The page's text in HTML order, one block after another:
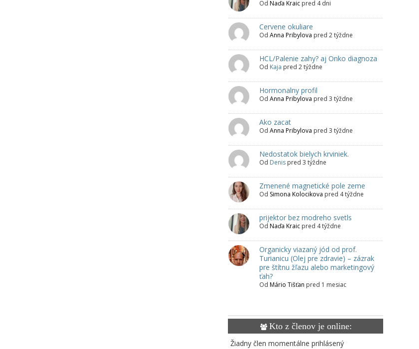
Od Naďa Kraic pred 4 dni
Cervene okuliare
Od Anna Pribylova pred 2 týždne
HCL/Palenie zahy? aj Onko diagnoza
Od Kaja pred 2 týždne
Hormonalny profil
Od Anna Pribylova pred 3 týždne
Ako zacat
Od Anna Pribylova pred 3 týždne
Nedostatok bielych krviniek.
Od Denis pred 3 týždne
Zmenené magnetické pole zeme
Od Simona Kolocikova pred 4 týždne
prijektor bez modreho svetls
Od Naďa Kraic pred 4 týždne
Organicky viazaný jód od prof.
Turianicu (Olej pre zdravie) – zázrak
pre štítnu žľazu alebo marketingový
ťah?
Od Mário Tišťan pred 1 mesiac
Kto z členov je online:
Žiadny člen momentálne prihlásený